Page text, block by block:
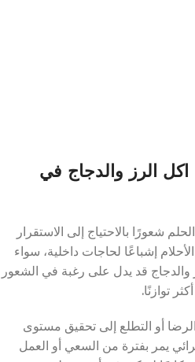
اكل الرز والدجاج في
شعورًا بالاحتياج إلى الاستقرار
إشباعًا لحاجات داخلية، سواء
والدجاج قد يدل على رغبة في الشعور
توازنًا.
أو التطلع إلى تحقيق مستوى
يمر بفترة من السعي أو العمل